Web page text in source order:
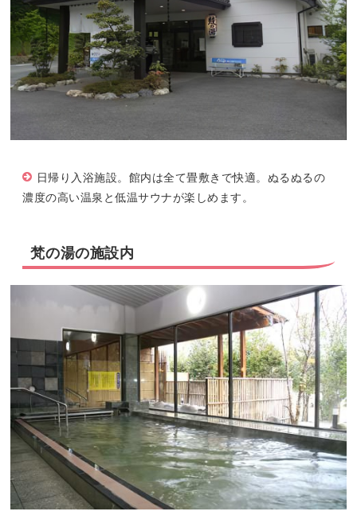
日帰り入浴施設。館内は全て畳敷きで快適。ぬるぬるの
濃度の高い温泉と低温サウナが楽しめます。
梵の湯の施設内